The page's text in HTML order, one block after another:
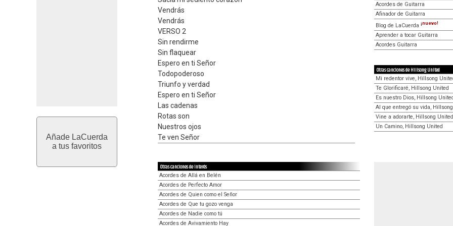
Añade LaCuerda
a tus favoritos
Vendrás
Vendrás
VERSO 2
Sin rendirme
Sin flaquear
Espero en ti Señor
Todopoderoso
Triunfo y verdad
Espero en ti Señor
Las cadenas
Rotas son
Nuestros ojos
Te ven Señor
Acordes de Guitarra
Afinador de Guitarra
Blog de LaCuerda ¡nuevo!
Aprender a tocar Guitarra
Acordes Guitarra
Otras canciones de Hillsong United
Mi redentor vive, Hillsong
Te Glorificaré, Hillsong United
Es nuestro Dios, Hillsong
Al que entregó su vida,
Vine a adorarte, Hillsong United
Un Camino, Hillsong United
Otras canciones de interés
Acordes de Allá en Belén
Acordes de Perfecto Amor
Acordes de Quien como el Señor
Acordes de Que tu gozo venga
Acordes de Nadie como tú
Acordes de Avivamiento Hay